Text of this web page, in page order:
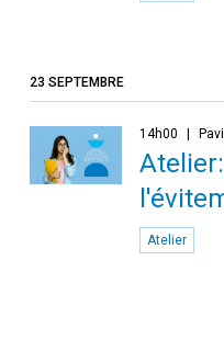
23 SEPTEMBRE
14h00
Atelier